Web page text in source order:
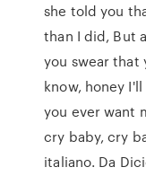
she told you
than I did, But
you swear that
know, honey
you ever want
cry baby, cry
italiano. Da